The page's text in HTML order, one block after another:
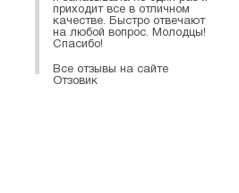
приходит все в отличном
качестве. Быстро отвечают
на любой вопрос. Молодцы!
Спасибо!
Все отзывы на сайте
Отзовик